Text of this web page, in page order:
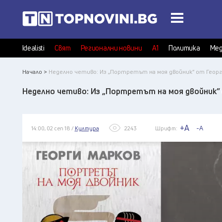
Idealisti Свят Регионални новини А1 Политика
Начало > Неделно четиво: Из „Портретът на моя двойник” от
Неделно четиво: Из „Портретът на моя
14:00, 02 сеп 18 / Култура 2243 Шрифт: +A -A